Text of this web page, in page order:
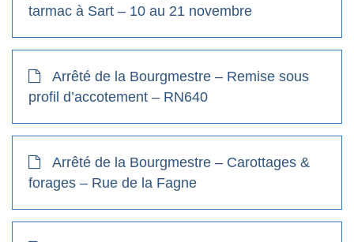
tarmac à Sart – 10 au 21 novembre
Arrêté de la Bourgmestre – Remise sous
profil d’accotement – RN640
Arrêté de la Bourgmestre – Carottages &
forages – Rue de la Fagne